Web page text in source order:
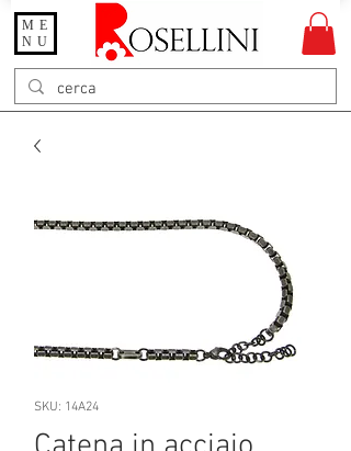
Gioielleria Rosellini
Rosellini online
ME
NU
SKU: 14A24